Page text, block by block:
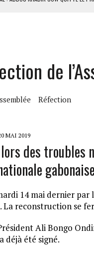
APPELÉS À DEVENIR
ACCUSÉ D’AVOIR PROMIS LA
de
Réfection
MAI 2019
des troubles
14 mai dernier par
La reconstruction se
Ali Bongo
déjà été signé.